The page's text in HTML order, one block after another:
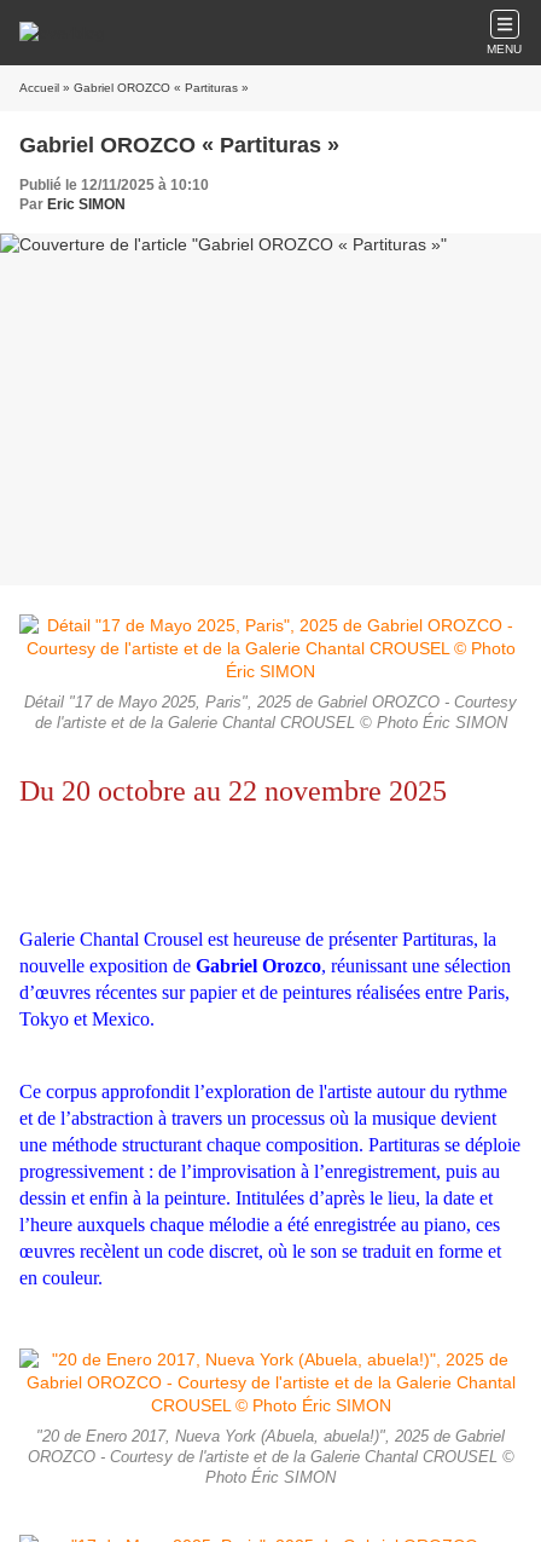
MENU
Accueil » Gabriel OROZCO « Partituras »
Gabriel OROZCO « Partituras »
Publié le 12/11/2025 à 10:10
Par Eric SIMON
Détail "17 de Mayo 2025, Paris", 2025 de Gabriel OROZCO - Courtesy
de l'artiste et de la Galerie Chantal CROUSEL © Photo Éric SIMON
Du 20 octobre au 22 novembre 2025
Galerie Chantal Crousel est heureuse de présenter Partituras, la
nouvelle exposition de Gabriel Orozco, réunissant une sélection
d’œuvres récentes sur papier et de peintures réalisées entre Paris,
Tokyo et Mexico.
Ce corpus approfondit l’exploration de l'artiste autour du rythme
et de l’abstraction à travers un processus où la musique devient
une méthode structurant chaque composition. Partituras se déploie
progressivement : de l’improvisation à l’enregistrement, puis au
dessin et enfin à la peinture. Intitulées d’après le lieu, la date et
l’heure auxquels chaque mélodie a été enregistrée au piano, ces
œuvres recèlent un code discret, où le son se traduit en forme et
en couleur.
"20 de Enero 2017, Nueva York (Abuela, abuela!)", 2025 de Gabriel
OROZCO - Courtesy de l'artiste et de la Galerie Chantal CROUSEL ©
Photo Éric SIMON